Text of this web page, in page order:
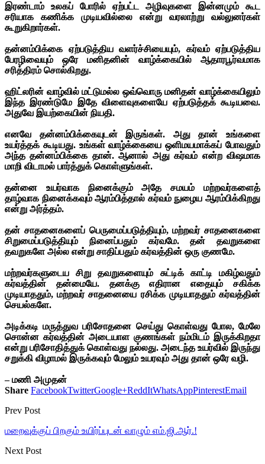
இரண்டாம் உலகப் போரில் ஏற்பட்ட அழிவுகளை இன்னமும் கூட
சரியாக கணிக்க முடியவில்லை என்று வரலாற்று வல்லுனர்கள்
கூறுகிறார்கள்.
தன்னம்பிக்கை ஏற்படுத்திய வளர்ச்சியையும், கர்வம் ஏற்படுத்திய
பேரழிவையும் ஒரே மனிதனின் வாழ்க்கையில் ஆதாரபூர்வமாக
சரித்திரம் சொல்கிறது.
ஹிட்லரின் வாழ்வில் மட்டுமல்ல ஒவ்வொரு மனிதன் வாழ்க்கையிலும்
இந்த இரண்டுமே இதே விளைவுகளையே ஏற்படுத்தக் கூடியவை.
அதுவே இயற்கையின் நியதி.
எனவே தன்னம்பிக்கையுடன் இருங்கள். அது தான் உங்களை
உயர்த்தக் கூடியது. உங்கள் வாழ்க்கையை ஒளிமயமாக்கப் போவதும்
அந்த தன்னம்பிக்கை தான்.ஆனால் அது கர்வம் என்ற விஷமாக
மாறி விடாமல் பார்த்துக் கொள்ளுங்கள்.
தன்னை உயர்வாக நினைக்கும் அதே சமயம் மற்றவர்களைத்
தாழ்வாக நினைக்கவும் ஆரம்பித்தால் கர்வம் நுழைய ஆரம்பிக்கிறது
என்று அர்த்தம்.
தன் சாதனைகளைப் பெருமைப்படுத்தியும், மற்றவர் சாதனைகளை
சிறுமைப்படுத்தியும் நினைப்பதும் கர்வமே. தன் தவறுகளை
தவறுகளே அல்ல என்று சாதிப்பதும் கர்வத்தின் ஒரு குணமே.
மற்றவர்களுடைய சிறு தவறுகளையும் சுட்டிக் காட்டி மகிழ்வதும்
கர்வத்தின் தன்மையே. தனக்கு எதிரான எதையும் சகிக்க
முடியாததும், மற்றவர் சாதனையை ரசிக்க முடியாததும் கர்வத்தின்
செயல்களே.
அடிக்கடி மருத்துவ பரிசோதனை செய்து கொள்வது போல, மேலே
சொன்ன கர்வத்தின் அடையாள குணங்கள் நம்மிடம் இருக்கிறதா
என்று பரிசோதித்துக் கொள்வது நல்லது. அடைந்த உயர்வில் இருந்து
சறுக்கி விழாமல் இருக்கவும் மேலும் உயரவும் அது தான் ஒரே வழி.
– மணி அமுதன்
Share FacebookTwitterGoogle+ReddItWhatsAppPinterestEmail
Prev Post
மறைவுக்குப் பிறகும் உயிர்ப்புடன் வாழும் எம்.ஜி.ஆர்.!
Next Post